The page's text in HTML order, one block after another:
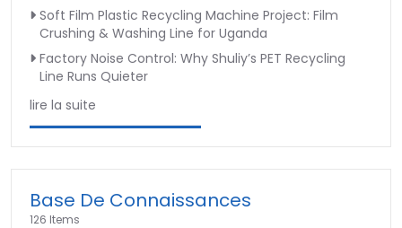
Soft Film Plastic Recycling Machine Project: Film
Crushing & Washing Line for Uganda
Factory Noise Control: Why Shuliy’s PET Recycling
Line Runs Quieter
lire la suite
Base De Connaissances
126 Items